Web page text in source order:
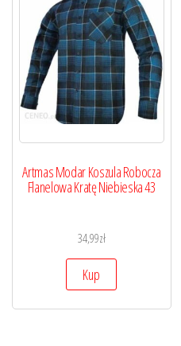
Artmas Modar Koszula Robocza
Flanelowa Kratę Niebieska 43
34,99zł
Kup